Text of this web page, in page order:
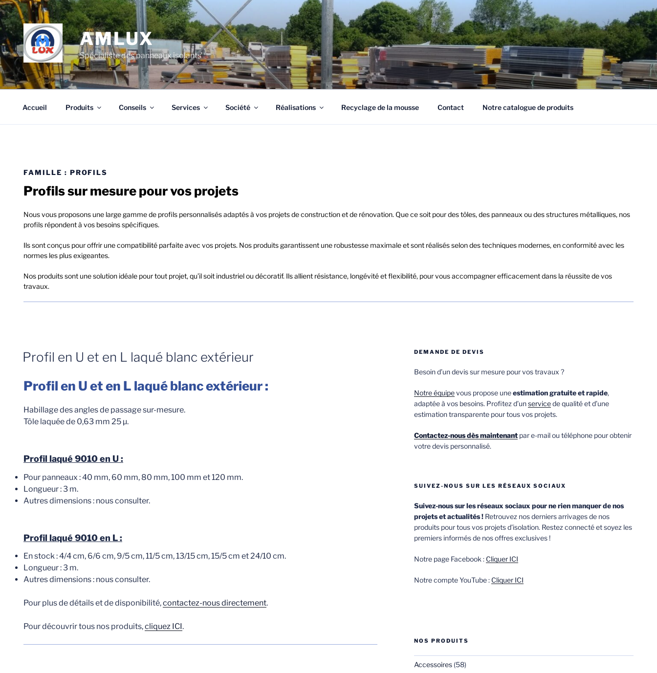
Aller
au
contenu
principal
AMLUX
Spécialiste des panneaux isolants
Accueil Produits Conseils Services Société Réalisations Recyclage de la mousse Contact Notre catalogue de produits
FAMILLE : PROFILS
Profils sur mesure pour vos projets
Nous vous proposons une large gamme de profils personnalisés adaptés à vos projets de construction et de rénovation. Que ce soit pour des tôles, des panneaux ou des structures métalliques, nos
profils répondent à vos besoins spécifiques.
Ils sont conçus pour offrir une compatibilité parfaite avec vos projets. Nos produits garantissent une robustesse maximale et sont réalisés selon des techniques modernes, en conformité avec les
normes les plus exigeantes.
Nos produits sont une solution idéale pour tout projet, qu’il soit industriel ou décoratif. Ils allient résistance, longévité et flexibilité, pour vous accompagner efficacement dans la réussite de vos
travaux.
Profil en U et en L laqué blanc extérieur
Profil en U et en L laqué blanc extérieur :
Habillage des angles de passage sur-mesure.
Tôle laquée de 0,63 mm 25 µ.
Profil laqué 9010 en U :
Pour panneaux : 40 mm, 60 mm, 80 mm, 100 mm et 120 mm.
Longueur : 3 m.
Autres dimensions : nous consulter.
Profil laqué 9010 en L :
En stock : 4/4 cm, 6/6 cm, 9/5 cm, 11/5 cm, 13/15 cm, 15/5 cm et 24/10 cm.
Longueur : 3 m.
Autres dimensions : nous consulter.
Pour plus de détails et de disponibilité,contactez-nous directement.
Pour découvrir tous nos produits,cliquez ICI.
DEMANDE DE DEVIS
Besoin d’un devis sur mesure pour vos travaux ?
Notre équipevous propose uneestimation gratuite et rapide,
adaptée à vos besoins. Profitez d’unservicede qualité et d’une
estimation transparente pour tous vos projets.
Contactez-nous dès maintenantpar e-mail ou téléphone pour obtenir
votre devis personnalisé.
SUIVEZ-NOUS SUR LES RÉSEAUX SOCIAUX
Suivez-nous sur les réseaux sociaux pour ne rien manquer de nos
projets et actualités !Retrouvez nos derniers arrivages de nos
produits pour tous vos projets d’isolation. Restez connecté et soyez les
premiers informés de nos offres exclusives !
Notre page Facebook : Cliquer ICI
Notre compte YouTube : Cliquer ICI
NOS PRODUITS
Accessoires(58)